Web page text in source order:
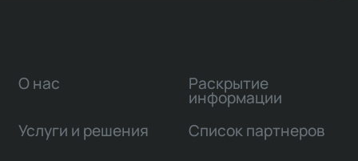
О нас
Услуги и решения
Раскрытие
информации
Список партнеров